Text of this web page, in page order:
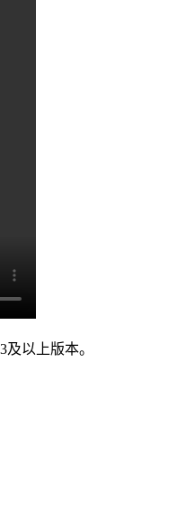
以上版本。